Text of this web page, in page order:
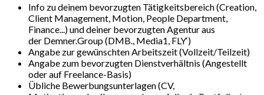
Info zu deinem bevorzugten Tätigkeitsbereich (Creation,
Client Management, Motion, People Department,
Finance...) und deiner bevorzugten Agentur aus
der Demner.Group (DMB., Media1, FLY‘)
Angabe zur gewünschten Arbeitszeit (Vollzeit/Teilzeit)
Angabe zum bevorzugten Dienstverhältnis (Angestellt
oder auf Freelance-Basis)
Übliche Bewerbungsunterlagen (CV,